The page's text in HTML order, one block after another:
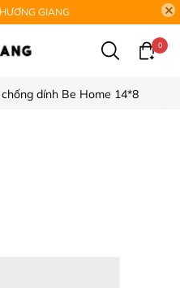
GIANG
0
dính Be Home 14*8